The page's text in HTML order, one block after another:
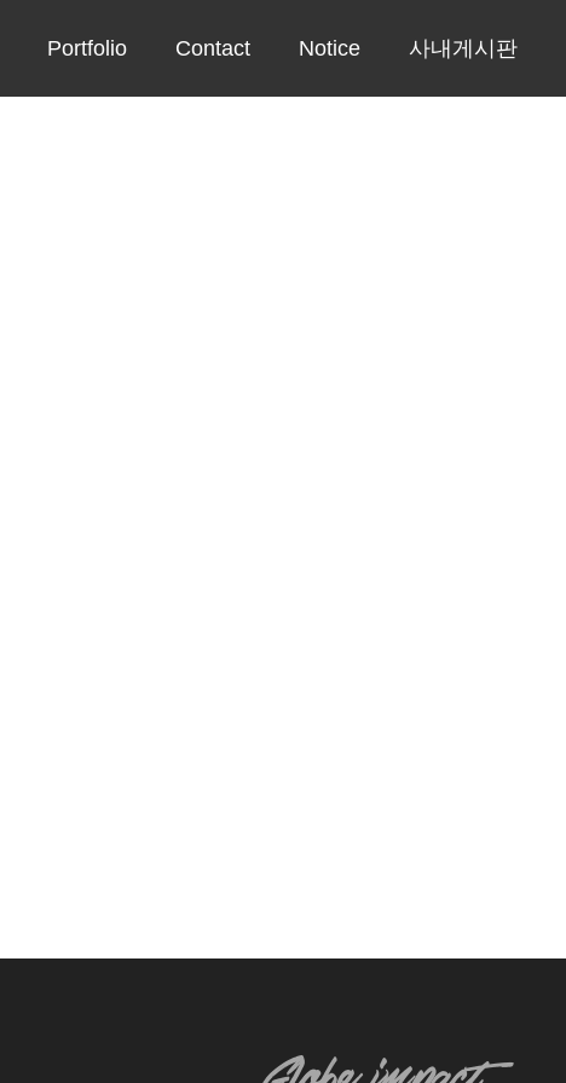
Portfolio Contact Notice 사내게시판